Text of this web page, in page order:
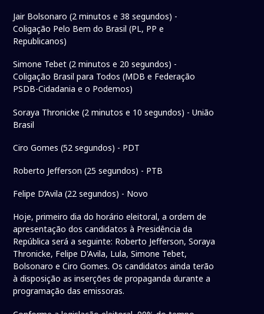
Jair Bolsonaro (2 minutos e 38 segundos) -
Coligação Pelo Bem do Brasil (PL, PP e
Republicanos)
Simone Tebet (2 minutos e 20 segundos) -
Coligação Brasil para Todos (MDB e Federação
PSDB-Cidadania e o Podemos)
Soraya Thronicke (2 minutos e 10 segundos) - União
Brasil
Ciro Gomes (52 segundos) - PDT
Roberto Jefferson (25 segundos) - PTB
Felipe D’Avila (22 segundos) - Novo
Hoje, primeiro dia do horário eleitoral, a ordem de
apresentação dos candidatos à Presidência da
República será a seguinte: Roberto Jefferson, Soraya
Thronicke, Felipe D'Avila, Lula, Simone Tebet,
Bolsonaro e Ciro Gomes. Os candidatos ainda terão
à disposição as inserções de propaganda durante a
programação das emissoras.